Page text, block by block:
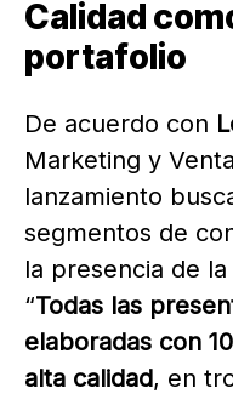
Calidad
portafolio
De acuerdo con
Marketing y
lanzamiento
segmentos de
la presencia de
“Todas las
elaboradas con
alta calidad, en